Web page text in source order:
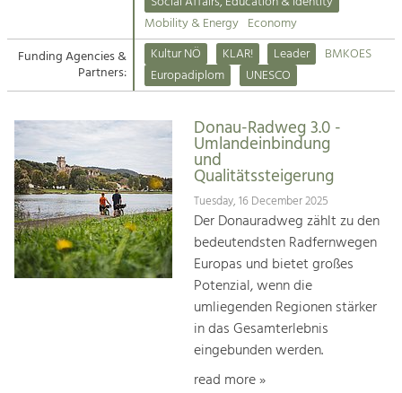
Suche
Impressum
Kontakt
Tourism
Offer Development and Positioning
Art & Culture
Crafts, Science and Research.
Social Affairs, Education
& Identity
Equality, Youth and Integration.
Climate Change, Public Transport and
Mobility & Energy Economy
Funding Agencies &
Partners:
Kultur NÖ KLAR! Leader
BMKOES
Europadiplom
UNESCO
Donau-Radweg 3.0 -
Umlandeinbindung
und
Qualitätssteigerung
Tuesday, 16 December 2025
Der Donauradweg zählt zu den
bedeutendsten Radfernwegen
Europas und bietet großes
Potenzial, wenn die
umliegenden Regionen stärker
in das Gesamterlebnis
eingebunden werden.
read more »